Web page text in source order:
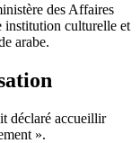
des Affaires
institution culturelle et
arabe.
déclaré accueillir
».